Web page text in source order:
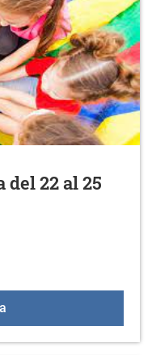
del 22 al 25
Colonias de primavera